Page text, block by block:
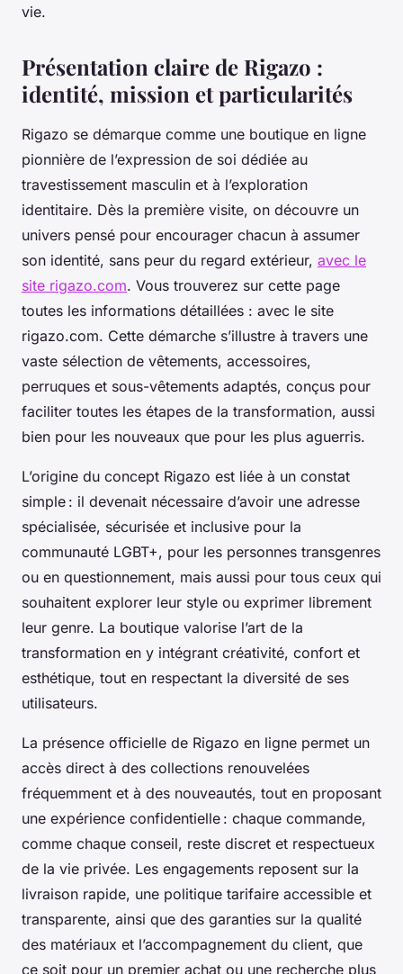
vie.
Présentation claire de Rigazo :
identité, mission et particularités
Rigazo se démarque comme une boutique en ligne
pionnière de l’expression de soi dédiée au
travestissement masculin et à l’exploration
identitaire. Dès la première visite, on découvre un
univers pensé pour encourager chacun à assumer
son identité, sans peur du regard extérieur, avec le
site rigazo.com. Vous trouverez sur cette page
toutes les informations détaillées : avec le site
rigazo.com. Cette démarche s’illustre à travers une
vaste sélection de vêtements, accessoires,
perruques et sous-vêtements adaptés, conçus pour
faciliter toutes les étapes de la transformation, aussi
bien pour les nouveaux que pour les plus aguerris.
L’origine du concept Rigazo est liée à un constat
simple : il devenait nécessaire d’avoir une adresse
spécialisée, sécurisée et inclusive pour la
communauté LGBT+, pour les personnes transgenres
ou en questionnement, mais aussi pour tous ceux qui
souhaitent explorer leur style ou exprimer librement
leur genre. La boutique valorise l’art de la
transformation en y intégrant créativité, confort et
esthétique, tout en respectant la diversité de ses
utilisateurs.
La présence officielle de Rigazo en ligne permet un
accès direct à des collections renouvelées
fréquemment et à des nouveautés, tout en proposant
une expérience confidentielle : chaque commande,
comme chaque conseil, reste discret et respectueux
de la vie privée. Les engagements reposent sur la
livraison rapide, une politique tarifaire accessible et
transparente, ainsi que des garanties sur la qualité
des matériaux et l’accompagnement du client, que
ce soit pour un premier achat ou une recherche plus